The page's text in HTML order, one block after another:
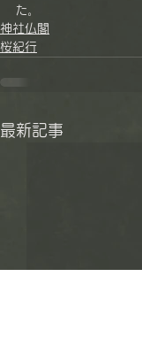
た。
神社仏閣
桜紀行
最新記事